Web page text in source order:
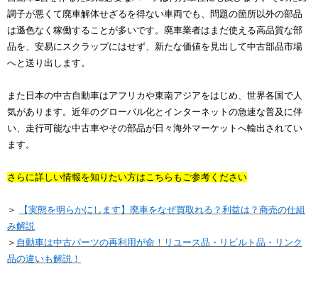
調子が悪くて廃車解体せざるを得ない車両でも、問題の箇所以外の部品
は遜色なく稼働することが多いです。廃車業者はまだ使える高品質な部
品を、安易にスクラップにはせず、新たな価値を見出して中古部品市場
へと送り出します。
また日本の中古自動車はアフリカや東南アジアをはじめ、世界各国で人
気があります。近年のグローバル化とインターネットの急速な普及に伴
い、走行可能な中古車やその部品が日々海外マーケットへ輸出されてい
ます。
さらに詳しい情報を知りたい方はこちらもご参考ください
＞
【実態を明らかにします】廃車をなぜ買取れる？利益は？商売の仕組
み解説
＞ 自動車は中古パーツの再利用が命！リユース品・リビルト品・リンク
品の違いも解説！